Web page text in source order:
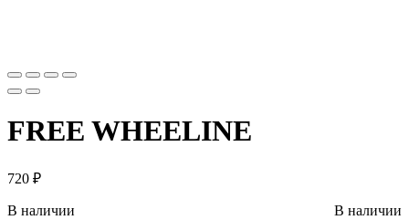
FREE WHEELINE
720 ₽
В наличии
В наличии